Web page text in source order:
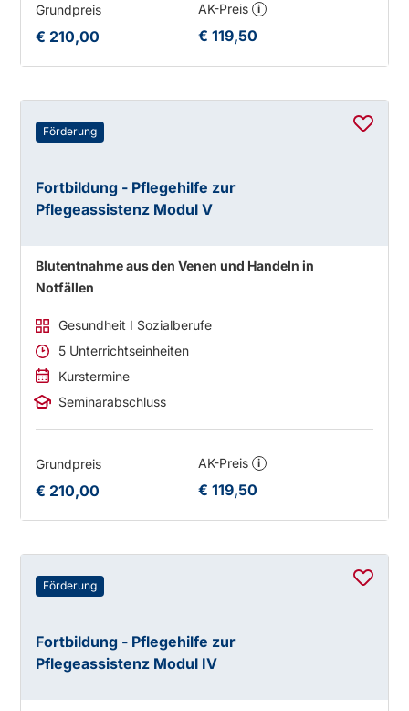
Grundpreis
€ 210,00
AK-Preis i
€ 119,50
Förderung
Fortbildung - Pflegehilfe zur
Pflegeassistenz Modul V
Blutentnahme aus den Venen und Handeln in
Notfällen
Gesundheit I Sozialberufe
5 Unterrichtseinheiten
Kurstermine
Seminarabschluss
Grundpreis
€ 210,00
AK-Preis i
€ 119,50
Förderung
Fortbildung - Pflegehilfe zur
Pflegeassistenz Modul IV